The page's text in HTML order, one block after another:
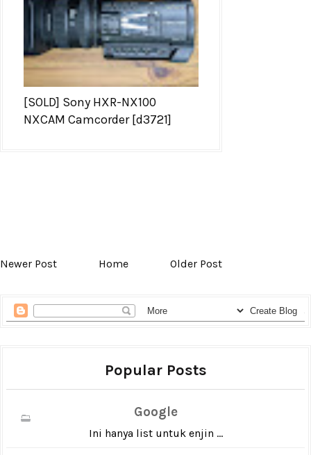
[SOLD] Sony HXR-NX100
NXCAM Camcorder [d3721]
Newer Post Home Older Post
Popular Posts
Google
Ini hanya list untuk enjin ...